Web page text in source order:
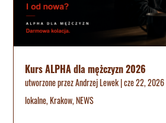
Kurs ALPHA dla mężczyzn 2026
utworzone przezAndrzej Lewek|cze 22, 2026
lokalne,Krakow,NEWS